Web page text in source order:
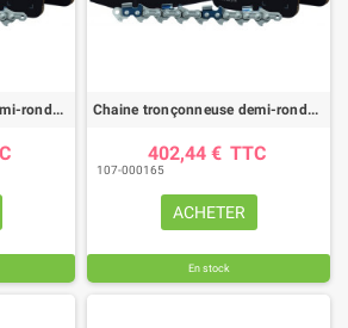
Chaine tronçonneuse demi-ronde OREGON 90PX /pas .3/8"LP / jauge .043"(1.1mm) -rouleau 100 pieds Chaine tronçonneuse demi-ronde OREGON 91P faible rebond /pas .3/8"LP /jauge .050"(1.3mm)- rouleau 100 pieds
402,44 € TTC
107-000165
ACHETER
En stock